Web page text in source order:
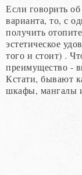
Если говорить
варианта, то, с
получить
эстетическое
того и стоит) .
преимущество -
Кстати, бывают
шкафы, мангалы